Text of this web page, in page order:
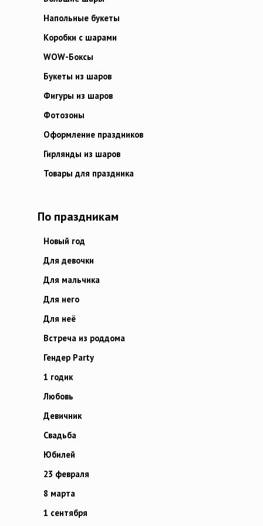
Напольные букеты
Коробки с шарами
WOW-Боксы
Букеты из шаров
Фигуры из шаров
Фотозоны
Оформление праздников
Гирлянды из шаров
Товары для праздника
По праздникам
Новый год
Для девочки
Для мальчика
Для него
Для неё
Встреча из роддома
Гендер Party
1 годик
Любовь
Девичник
Свадьба
Юбилей
23 февраля
8 марта
1 сентября